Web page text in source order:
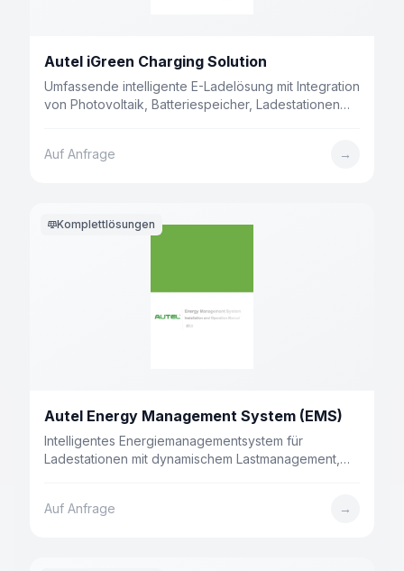
Autel iGreen Charging Solution
Umfassende intelligente E-Ladelösung mit Integration
von Photovoltaik, Batteriespeicher, Ladestationen
Auf Anfrage
→
Komplettlösungen
Autel Energy Management System (EMS)
Intelligentes Energiemanagementsystem für
Ladestationen mit dynamischem Lastmanagement,
Auf Anfrage
→